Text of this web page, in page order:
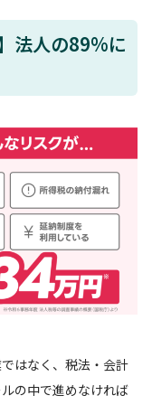
法人の89%に
はなく、税法・会計
の中で進めなければ